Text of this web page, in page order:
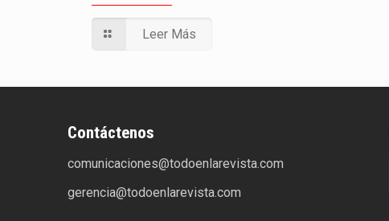
Leer Más
Contáctenos
comunicaciones@todoenlarevista.com
gerencia@todoenlarevista.com